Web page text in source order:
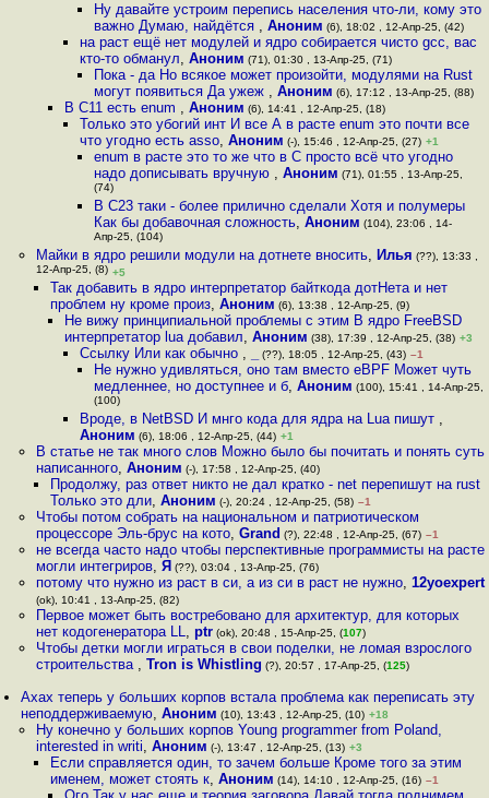
Ну давайте устроим перепись населения что-ли, кому это
важно Думаю, найдётся , Аноним (6), 18:02 , 12-Апр-25, (42)
на раст ещё нет модулей и ядро собирается чисто gcc, вас
кто-то обманул, Аноним (71), 01:30 , 13-Апр-25, (71)
Пока - да Но всякое может произойти, модулями на Rust
могут появиться Да ужеж , Аноним (6), 17:12 , 13-Апр-25, (88)
В C11 есть enum ,Аноним (6), 14:41 , 12-Апр-25, (18)
Только это убогий инт И все А в расте enum это почти все
что угодно есть asso, Аноним (-), 15:46 , 12-Апр-25, (27) +1
enum в расте это то же что в C просто всё что угодно
надо дописывать вручную , Аноним (71), 01:55 , 13-Апр-25,
(74)
В C23 таки - более прилично сделали Хотя и полумеры
Как бы добавочная сложность, Аноним (104), 23:06 , 14-
Апр-25, (104)
Майки в ядро решили модули на дотнете вносить, Илья (??), 13:33 ,
12-Апр-25, (8) +5
Так добавить в ядро интерпретатор байткода дотНета и нет
проблем ну кроме произ, Аноним (6), 13:38 , 12-Апр-25, (9)
Не вижу принципиальной проблемы с этим В ядро FreeBSD
интерпретатор lua добавил,Аноним (38), 17:39 , 12-Апр-25, (38) +3
Ссылку Или как обычно , (??), 18:05 , 12-Апр-25, (43) –1
Не нужно удивляться, оно там вместо eBPF Может чуть
медленнее, но доступнее и б, Аноним (100), 15:41 , 14-Апр-25,
(100)
Вроде, в NetBSD И мнго кода для ядра на Lua пишут ,
Аноним (6), 18:06 , 12-Апр-25, (44) +1
В статье не так много слов Можно было бы почитать и понять суть
написанного, Аноним (-), 17:58 , 12-Апр-25, (40)
Продолжу, раз ответ никто не дал кратко - net перепишут на rust
Только это дли, Аноним (-), 20:24 , 12-Апр-25, (58) –1
Чтобы потом собрать на национальном и патриотическом
процессоре Эль-брус на кото, Grand (?), 22:48 , 12-Апр-25, (67) –1
не всегда часто надо чтобы перспективные программисты на расте
могли интегриров, Я (??), 03:04 , 13-Апр-25, (76)
потому что нужно из раст в си, а из си в раст не нужно, 12yoexpert
(ok), 10:41 , 13-Апр-25, (82)
Первое может быть востребовано для архитектур, для которых
нет кодогенератора LL, ptr(ok), 20:48 , 15-Апр-25, (107)
Чтобы детки могли играться в свои поделки, не ломая взрослого
строительства , Tron is Whistling (?), 20:57 , 17-Апр-25, (125)
Ахах теперь у больших корпов встала проблема как переписать эту
неподдерживаемую,Аноним (10), 13:43 , 12-Апр-25, (10) +18
Ну конечно у больших корпов Young programmer from Poland,
interested in writi, Аноним (-), 13:47 , 12-Апр-25, (13) +3
Если справляется один, то зачем больше Кроме того за этим
именем, может стоять к, Аноним (14), 14:10 , 12-Апр-25, (16) –1